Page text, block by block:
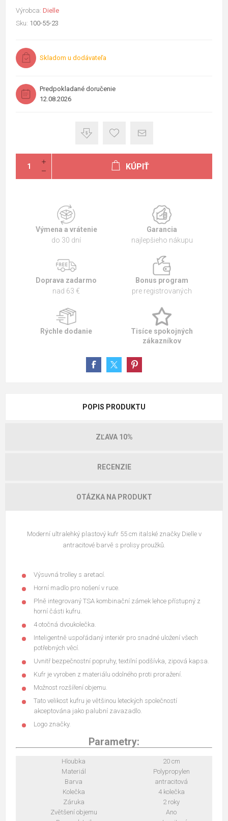
Výrobca: Dielle
Sku: 100-55-23
Skladom u dodávateľa
Predpokladané doručenie
12.08.2026
KÚPIŤ
Výmena a vrátenie
do 30 dní
Garancia
najlepšieho nákupu
Doprava zadarmo
nad 63 €
Bonus program
pre registrovaných
Rýchle dodanie
Tisíce spokojných
zákazníkov
POPIS PRODUKTU
ZĽAVA 10%
RECENZIE
OTÁZKA NA PRODUKT
Moderní ultralehký plastový kufr 55 cm italské značky Dielle v
antracitové barvě s prolisy proužků.
Výsuvná trolley s aretací.
Horní madlo pro nošení v ruce.
Plně integrovaný TSA kombinační zámek lehce přístupný z
horní části kufru.
4 otočná dvoukolečka.
Inteligentně uspořádaný interiér pro snadné uložení všech
potřebných věcí.
Uvnitř bezpečnostní popruhy, textilní podšívka, zipová kapsa.
Kufr je vyroben z materiálu odolného proti proražení.
Možnost rozšíření objemu.
Tato velikost kufru je většinou leteckých společností
akceptována jako palubní zavazadlo.
Logo značky.
Parametry:
Hloubka
20 cm
Materiál
Polypropylen
Barva
antracitová
Kolečka
4 kolečka
Záruka
2 roky
Zvětšení objemu
Ano